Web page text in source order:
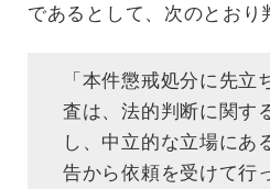
であるとして、次のとおり
「本件懲戒処分に先立
査は、法的判断に関す
し、中立的な立場にあ
告から依頼を受けて行